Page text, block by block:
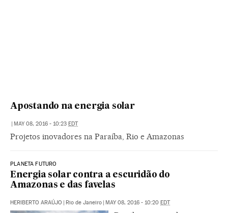
Apostando na energia solar
| MAY 08, 2016 - 10:23 EDT
Projetos inovadores na Paraíba, Rio e Amazonas
PLANETA FUTURO
Energia solar contra a escuridão do
Amazonas e das favelas
HERIBERTO ARAÚJO | Rio de Janeiro | MAY 08, 2016 - 10:20 EDT